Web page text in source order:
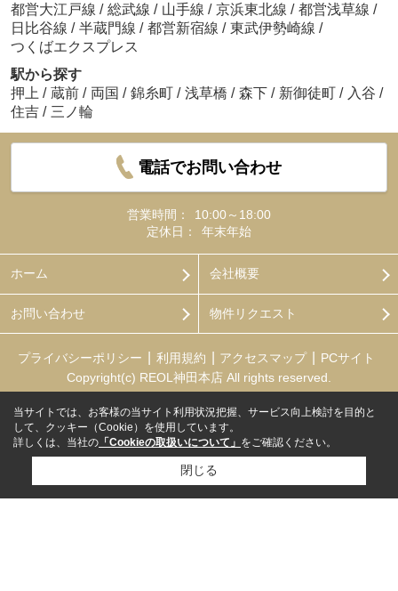
都営大江戸線 / 総武線 / 山手線 / 京浜東北線 / 都営浅草線 /
日比谷線 / 半蔵門線 / 都営新宿線 / 東武伊勢崎線 /
つくばエクスプレス
駅から探す
押上 / 蔵前 / 両国 / 錦糸町 / 浅草橋 / 森下 / 新御徒町 / 入谷 /
住吉 / 三ノ輪
電話でお問い合わせ
営業時間：
10:00～18:00
定休日：
年末年始
ホーム 会社概要
お問い合わせ 物件リクエスト
プライバシーポリシー 利用規約 アクセスマップ
PCサイト
Copyright(c) REOL神田本店 All rights reserved.
当サイトでは、お客様の当サイト利用状況把握、サービス向上検討を目的と
して、クッキー（Cookie）を使用しています。
詳しくは、当社の 「Cookieの取扱いについて」 をご確認ください。
閉じる